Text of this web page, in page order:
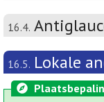
16.4.
16.5. Lokale